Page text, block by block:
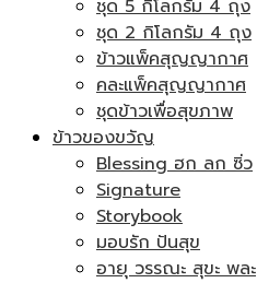
ชุด 5 กิโลกรัม 4 ถุง
ชุด 2 กิโลกรัม 4 ถุง
ข้าวแพ็คสุญญากาศ
คละแพ็คสุญญากาศ
ชุดข้าวเพื่อสุขภาพ
ข้าวของขวัญ
Blessing ฮก ลก ซิ่ว
Signature
Storybook
มอบรัก ปันสุข
อายุ วรรณะ สุขะ พละ